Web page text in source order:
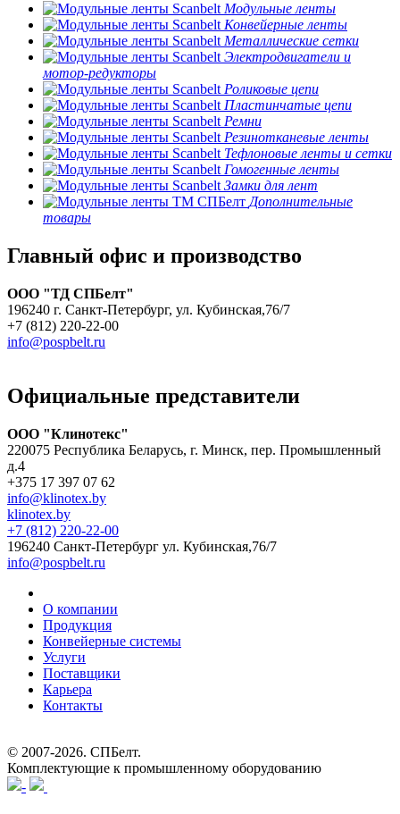
Модульные ленты
Конвейерные ленты
Металлические сетки
Электродвигатели и
мотор-редукторы
Роликовые цепи
Пластинчатые цепи
Ремни
Резинотканевые ленты
Тефлоновые ленты и сетки
Гомогенные ленты
Замки для лент
Дополнительные
товары
Главный офис и производство
ООО "ТД СПБелт"
196240 г. Санкт-Петербург, ул. Кубинская,76/7
+7 (812) 220-22-00
info@pospbelt.ru
Официальные представители
ООО "Клинотекс"
220075 Республика Беларусь, г. Минск, пер. Промышленный
д.4
+375 17 397 07 62
info@klinotex.by
klinotex.by
+7 (812) 220-22-00
196240 Санкт-Петербург ул. Кубинская,76/7
info@pospbelt.ru
О компании
Продукция
Конвейерные системы
Услуги
Поставщики
Карьера
Контакты
© 2007-2026. СПБелт.
Комплектующие к промышленному оборудованию